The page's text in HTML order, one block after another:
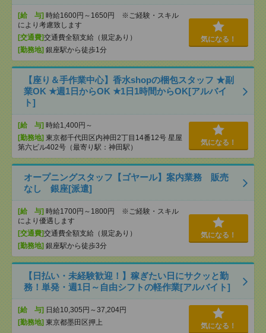
[給 与] 時給1600円～1650円 ※ご経験・スキル
により考慮致します
[交通費]交通費全額支給（規定あり）
[勤務地] 銀座駅から徒歩1分
気になる！
【座り＆手作業中心】香水shopの梱包スタッフ ★副
業OK ★週1日からOK ★1日1時間からOK[アルバイ
ト]
[給 与] 時給1,400円～
[勤務地] 東京都千代田区内神田2丁目14番12号 星屋
第六ビル402号（最寄り駅：神田駅）
気になる！
オープニングスタッフ【ゴヤール】案内業務 販売
なし 銀座[派遣]
[給 与] 時給1700円～1800円 ※ご経験・スキル
により優遇します
[交通費]交通費全額支給（規定あり）
[勤務地] 銀座駅から徒歩3分
気になる！
【日払い・未経験歓迎！】稼ぎたい日にサクッと勤
務！単発・週1日～自由シフトの軽作業[アルバイト]
[給 与] 日給10,305円～37,204円
[勤務地] 東京都墨田区押上 気になる！